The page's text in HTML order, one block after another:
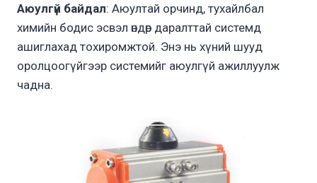
Аюулгүй байдал: Аюултай орчинд, тухайлбал
химийн бодис эсвэл өндөр даралттай системд
ашиглахад тохиромжтой. Энэ нь хүний шууд
оролцоогүйгээр системийг аюулгүй ажиллуулж
чадна.